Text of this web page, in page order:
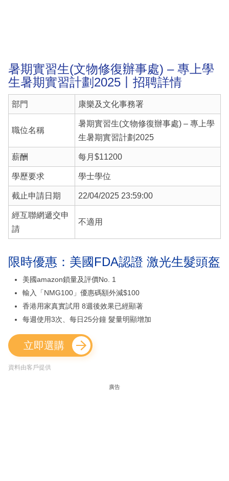
暑期實習生(文物修復辦事處) – 專上學
生暑期實習計劃2025丨招聘詳情
部門 康樂及文化事務署
職位名稱
暑期實習生(文物修復辦事處) – 專上學
生暑期實習計劃2025
薪酬 每月$11200
學歷要求 學士學位
截止申請日期 22/04/2025 23:59:00
經互聯網遞交申
請
不適用
限時優惠：美國FDA認證 激光生髮頭盔
美國amazon鎖量及評價No. 1
輸入「NMG100」優惠碼額外減$100
香港用家真實試用 8週後效果已經顯著
每週使用3次、每日25分鐘 髮量明顯增加
立即選購
資料由客戶提供
廣告